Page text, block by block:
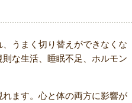
うまく切り替えができなくな
な生活、睡眠不足、ホルモン
ます。心と体の両方に影響が